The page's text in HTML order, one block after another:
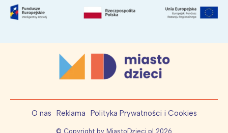
O nas Reklama Polityka Prywatności i Cookies
© Copyright by MiastoDzieci.pl 2026